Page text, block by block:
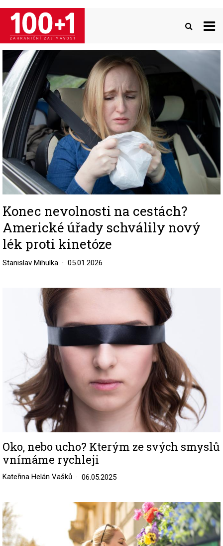
Přejít
hlavnímu
obsahu
Image
Konec nevolnosti na cestách?
Americké úřady schválily nový
lék proti kinetóze
Stanislav Mihulka 05.01.2026
Oko, nebo ucho? Kterým ze svých smyslů
vnímáme rychleji
Kateřina Helán Vašků 06.05.2025
Image